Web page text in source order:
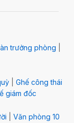
trưởng phòng
Ghế công thái
giám đốc
Văn phòng 10